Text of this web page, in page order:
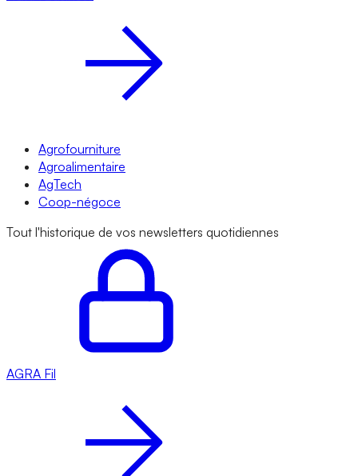
Agrofourniture
Agroalimentaire
AgTech
Coop-négoce
Tout l'historique de vos newsletters quotidiennes
AGRA Fil